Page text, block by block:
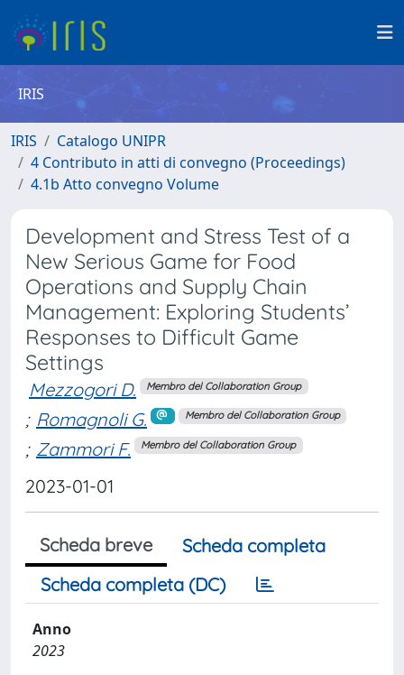
IRIS
IRIS
Catalogo UNIPR
4 Contributo in atti di convegno (Proceedings)
4.1b Atto convegno Volume
Development and Stress Test of a
New Serious Game for Food
Operations and Supply Chain
Management: Exploring Students’
Responses to Difficult Game
Settings
Mezzogori D. Membro del Collaboration Group
; Romagnoli G. Membro del Collaboration Group
; Zammori F. Membro del Collaboration Group
2023-01-01
Scheda breve
Scheda completa
Scheda completa (DC)
Anno
2023